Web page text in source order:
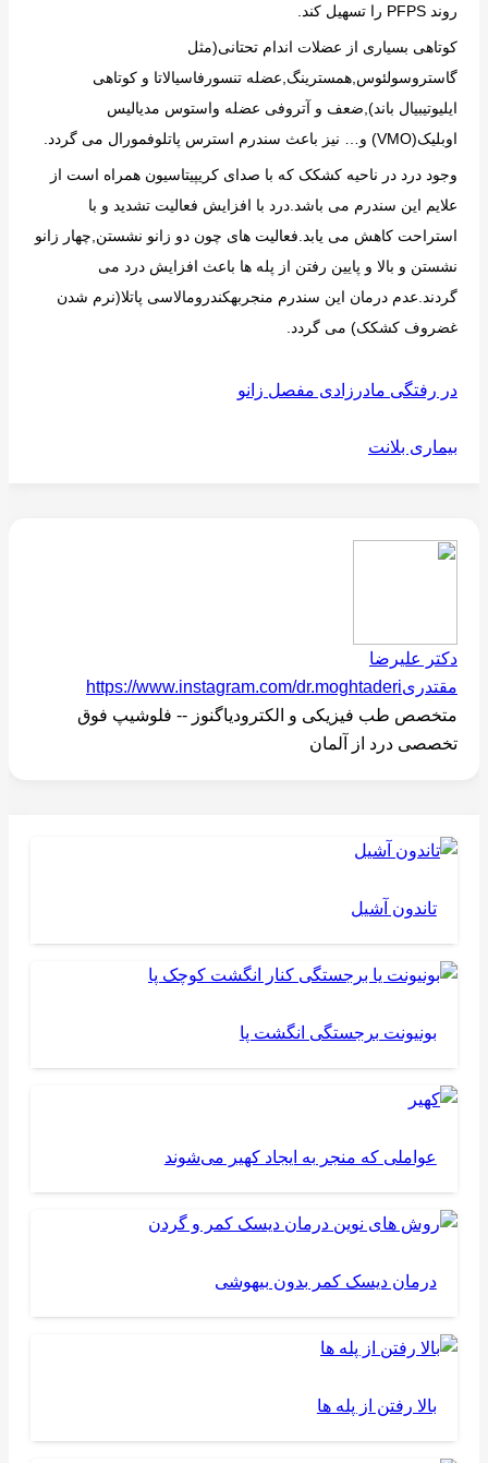
روند PFPS را تسهیل کند.
کوتاهی بسیاری از عضلات اندام تحتانی(مثل
گاستروسولئوس,همسترینگ,عضله تنسورفاسیالاتا و کوتاهی
ایلیوتیبیال باند),ضعف و آتروفی عضله واستوس مدیالیس
اوبلیک(VMO) و… نیز باعث سندرم استرس پاتلوفمورال می گردد.
وجود درد در ناحیه کشکک که با صدای کریپیتاسیون همراه است از
علایم این سندرم می باشد.درد با افزایش فعالیت تشدید و با
استراحت کاهش می یابد.فعالیت های چون دو زانو نشستن,چهار زانو
نشستن و بالا و پایین رفتن از پله ها باعث افزایش درد می
گردند.عدم درمان این سندرم منجربهکندرومالاسی پاتلا(نرم شدن
غضروف کشکک) می گردد.
در رفتگی مادرزادی مفصل زانو
بیماری بلانت
دکتر علیرضا
مقتدریhttps://www.instagram.com/dr.moghtaderi
متخصص طب فیزیکی و الکترودیاگنوز -- فلوشیپ فوق
تخصصی درد از آلمان
تاندون آشیل
بونیونت برجستگی انگشت پا
عواملی که منجر به ایجاد کهیر می‌شوند
درمان دیسک کمر بدون بیهوشی
بالا رفتن از پله ها